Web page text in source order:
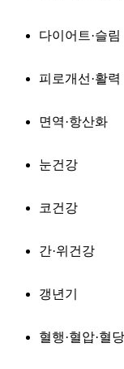
다이어트·슬림
피로개선·활력
면역·항산화
눈건강
코건강
간·위건강
갱년기
혈행·혈압·혈당